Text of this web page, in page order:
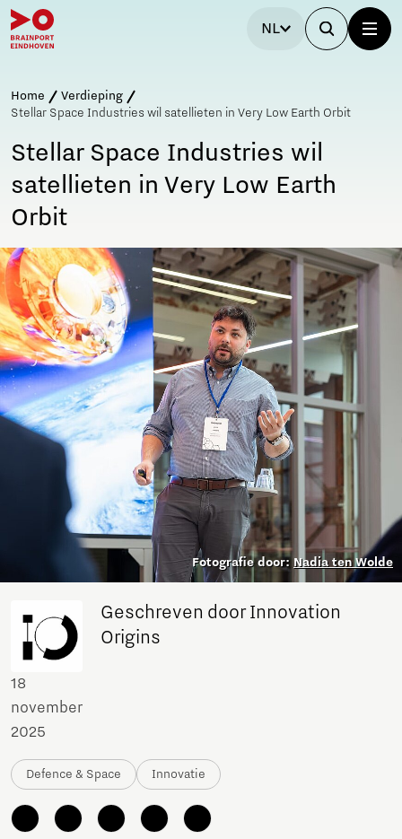
NL
Home
Verdieping
Stellar Space Industries wil satellieten in Very Low Earth Orbit
Stellar Space Industries wil
satellieten in Very Low Earth
Orbit
Fotografie door: Nadia ten Wolde
Geschreven door Innovation
Origins
18
november
2025
Defence & Space Innovatie